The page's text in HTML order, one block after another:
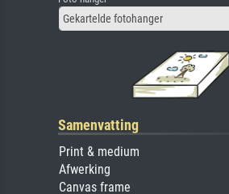
Gekartelde fotohanger
Samenvatting
Print & medium
Afwerking
Canvas frame